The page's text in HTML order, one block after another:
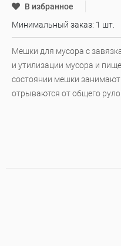
В избранное
Минимальный заказ: 1 шт.
Мешки для мусора с
и утилизации мусора и
состоянии мешки
отрываются от общего